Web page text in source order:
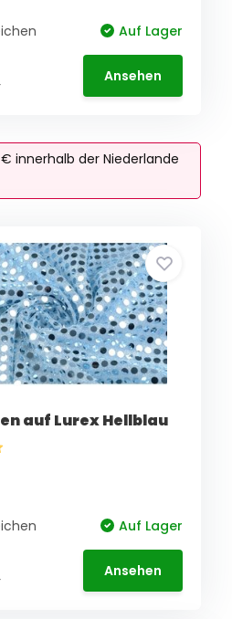
Auf Lager
Ansehen
innerhalb der Niederlande
auf Lurex Hellblau
Auf Lager
Ansehen